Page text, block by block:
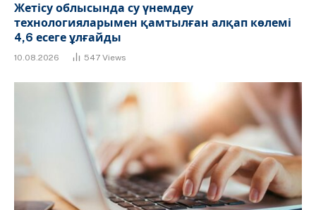
Жетісу облысында су үнемдеу
технологияларымен қамтылған алқап көлемі
4,6 есеге ұлғайды
10.08.2026 547 Views